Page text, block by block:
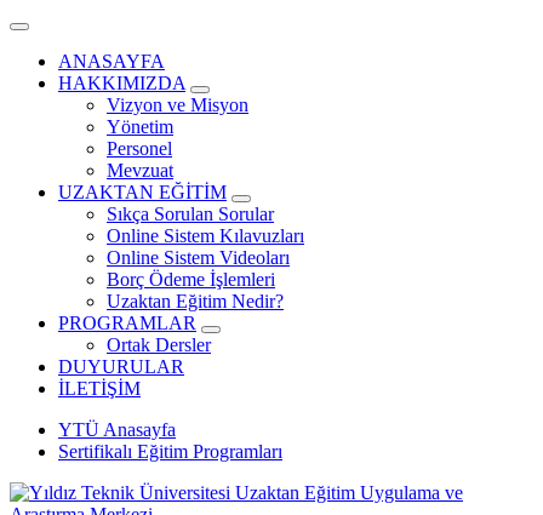
ANASAYFA
HAKKIMIZDA
Vizyon ve Misyon
Yönetim
Personel
Mevzuat
UZAKTAN EĞİTİM
Sıkça Sorulan Sorular
Online Sistem Kılavuzları
Online Sistem Videoları
Borç Ödeme İşlemleri
Uzaktan Eğitim Nedir?
PROGRAMLAR
Ortak Dersler
DUYURULAR
İLETİŞİM
YTÜ Anasayfa
Sertifikalı Eğitim Programları